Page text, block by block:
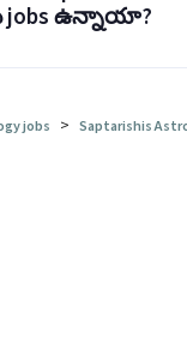
jobs ఉన్నాయా?
jobs > Saptarishis